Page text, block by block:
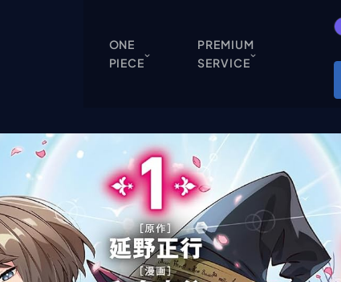
ONE
PIECE
PREMIUM
SERVICE
Cardlist
Collection
Deck Builder
My-Collection
Deck Library
Deck Share